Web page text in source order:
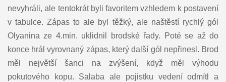
nevyhráli, ale tentokrát byli favoritem vzhledem k postavení
v tabulce. Zápas to ale byl těžký, ale naštěstí rychlý gól
Olyanina ze 4.min. uklidnil brodské řady. Poté se až do
konce hrál vyrovnaný zápas, který další gól nepřinesl. Brod
měl největší šanci na zvýšení, když měl výhodu
pokutového kopu. Salaba ale pojistku vedení odmítl a